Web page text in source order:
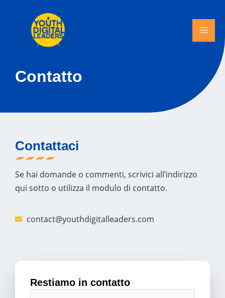
Contatto
Contattaci
Se hai domande o commenti, scrivici all’indirizzo
qui sotto o utilizza il modulo di contatto.
contact@youthdigitalleaders.com
Restiamo in contatto